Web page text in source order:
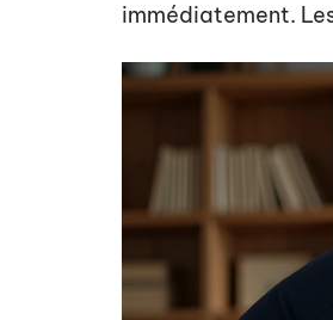
immédiatement.